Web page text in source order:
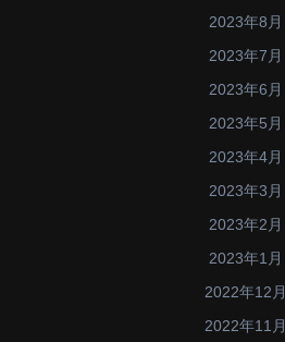
2023年8月
2023年7月
2023年6月
2023年5月
2023年4月
2023年3月
2023年2月
2023年1月
2022年12月
2022年11月